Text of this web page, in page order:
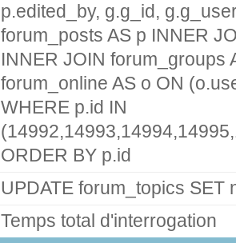
p.edited_by, g.g_id,
forum_posts AS p INNER
INNER JOIN forum_groups
forum_online AS o ON
WHERE p.id IN
ORDER BY p.id
UPDATE forum_topics
Temps total d'interrogation